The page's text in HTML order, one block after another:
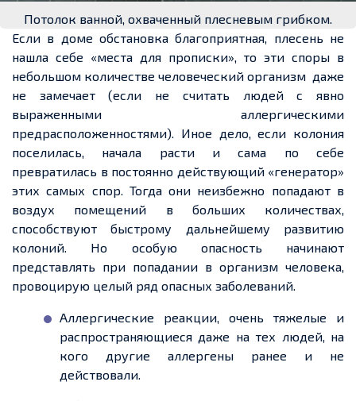
Потолок ванной, охваченный плесневым грибком.
Если в доме обстановка благоприятная, плесень не
нашла себе «места для прописки», то эти споры в
небольшом количестве человеческий организм даже
не замечает (если не считать людей с явно
выраженными аллергическими
предрасположенностями). Иное дело, если колония
поселилась, начала расти и сама по себе
превратилась в постоянно действующий «генератор»
этих самых спор. Тогда они неизбежно попадают в
воздух помещений в больших количествах,
способствуют быстрому дальнейшему развитию
колоний. Но особую опасность начинают
представлять при попадании в организм человека,
провоцирую целый ряд опасных заболеваний.
Аллергические реакции, очень тяжелые и
распространяющиеся даже на тех людей, на
кого другие аллергены ранее и не
действовали.